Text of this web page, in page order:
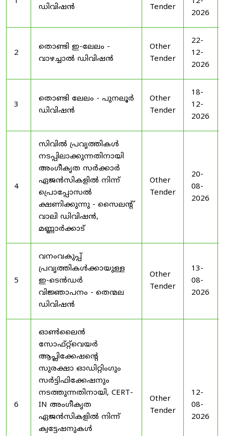
ഡിവിഷൻ
Tender
2026
2
തൊണ്ടി ഇ-ലേലം -
വാഴച്ചാൽ ഡിവിഷൻ
Other
Tender
22-
12-
2026
3
തൊണ്ടി ലേലം - പുനലൂർ
ഡിവിഷൻ
Other
Tender
18-
12-
2026
4
സിവിൽ പ്രവൃത്തികൾ
നടപ്പിലാക്കുന്നതിനായി
അംഗീകൃത സർക്കാർ
ഏജൻസികളിൽ നിന്ന്
പ്രൊപ്പോസൽ
ക്ഷണിക്കുന്നു - സൈലന്റ്
വാലി ഡിവിഷൻ,
മണ്ണാർക്കാട്
Other
Tender
20-
08-
2026
5
വനംവകുപ്പ്
പ്രവൃത്തികൾക്കായുള്ള
ഇ-ടെൻഡർ
വിജ്ഞാപനം - തെന്മല
ഡിവിഷൻ
Other
Tender
13-
08-
2026
6
ഓൺലൈൻ
സോഫ്റ്റ്‌വെയർ
ആപ്ലിക്കേഷന്റെ
സുരക്ഷാ ഓഡിറ്റിംഗും
സർട്ടിഫിക്കേഷനും
നടത്തുന്നതിനായി, CERT-
IN അംഗീകൃത
ഏജൻസികളിൽ നിന്ന്
ക്വട്ടേഷനുകൾ
Other
Tender
12-
08-
2026